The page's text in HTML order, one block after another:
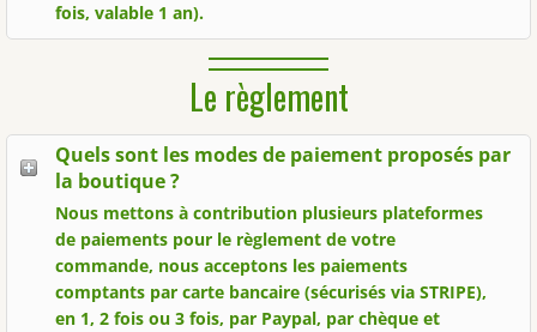
fois, valable 1 an).
Le règlement
Quels sont les modes de paiement proposés par
la boutique ?
Nous mettons à contribution plusieurs plateformes
de paiements pour le règlement de votre
commande, nous acceptons les paiements
comptants par carte bancaire (sécurisés via STRIPE),
en 1, 2 fois ou 3 fois, par Paypal, par chèque et